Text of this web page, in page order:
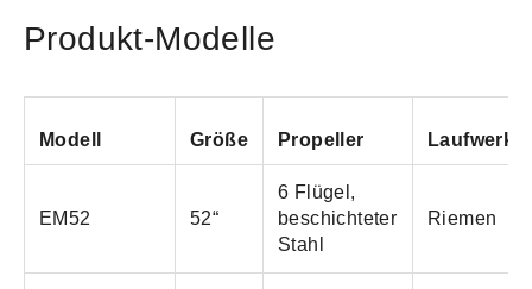
Produkt-Modelle
Modell Größe Propeller Laufwerk
EM52 52“
6 Flügel,
beschichteter
Stahl
Riemen